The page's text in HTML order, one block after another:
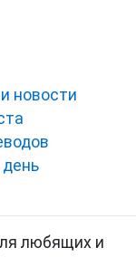
новости
любящих и